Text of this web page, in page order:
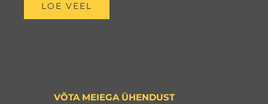
LOE VEEL
VÕTA MEIEGA ÜHENDUST